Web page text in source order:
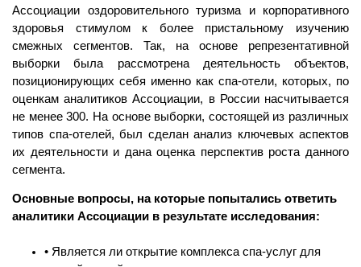
Ассоциации оздоровительного туризма и корпоративного
здоровья стимулом к более пристальному изучению
смежных сегментов. Так, на основе репрезентативной
выборки была рассмотрена деятельность объектов,
позиционирующих себя именно как спа-отели, которых, по
оценкам аналитиков Ассоциации, в России насчитывается
не менее 300. На основе выборки, состоящей из различных
типов спа-отелей, был сделан анализ ключевых аспектов
их деятельности и дана оценка перспектив роста данного
сегмента.
Основные вопросы, на которые попытались ответить
аналитики Ассоциации в результате исследования:
• Является ли открытие комплекса спа-услуг для